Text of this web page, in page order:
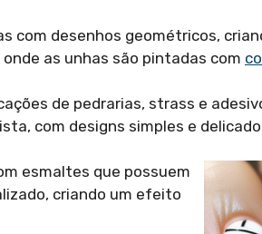
com desenhos geométricos,
as unhas são pintadas com
de pedrarias, strass e
com designs simples e
esmaltes que possuem
criando um efeito